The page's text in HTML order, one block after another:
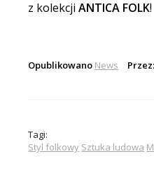
z kolekcjiANTICA FOLK!
Opublikowano News Przez:
Tagi:
Styl folkowy Sztuka ludowa